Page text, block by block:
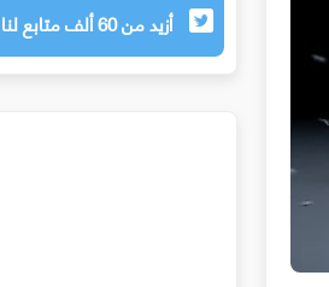
أزيد من 60 ألف متابع لنا عبر تويتر